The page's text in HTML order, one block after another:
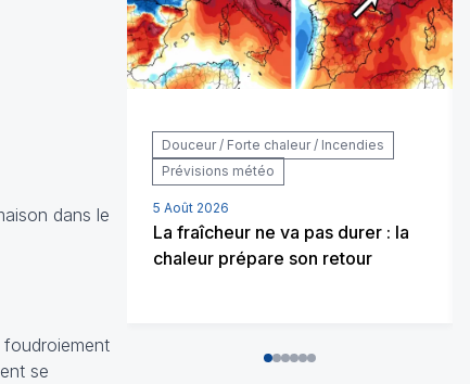
dans le
se
Douceur / Forte chaleur / Incendies
Prévisions météo
5 Août 2026
La fraîcheur ne va pas durer : la
chaleur prépare son retour
012345